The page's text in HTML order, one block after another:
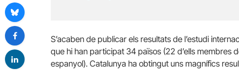
S’acaben de publicar els resultats de l’estudi
que hi han participat 34 països (22 d’ells membres
espanyol). Catalunya ha obtingut uns magnífics